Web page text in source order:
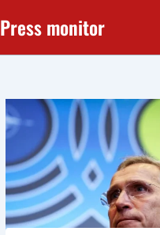
до
Press monitor